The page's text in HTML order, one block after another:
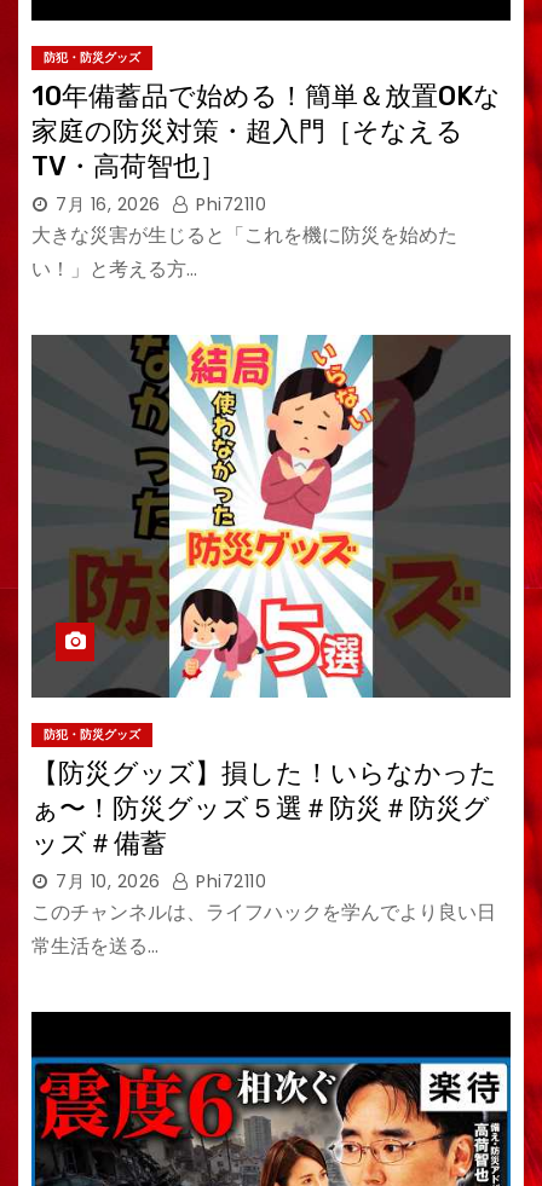
防犯・防災グッズ
10年備蓄品で始める！簡単＆放置OKな
家庭の防災対策・超入門［そなえる
TV・高荷智也］
7月 16, 2026 Phi72110
大きな災害が生じると「これを機に防災を始めた
い！」と考える方…
防犯・防災グッズ
【防災グッズ】損した！いらなかった
ぁ〜！防災グッズ５選＃防災＃防災グ
ッズ＃備蓄
7月 10, 2026 Phi72110
このチャンネルは、ライフハックを学んでより良い日
常生活を送る…